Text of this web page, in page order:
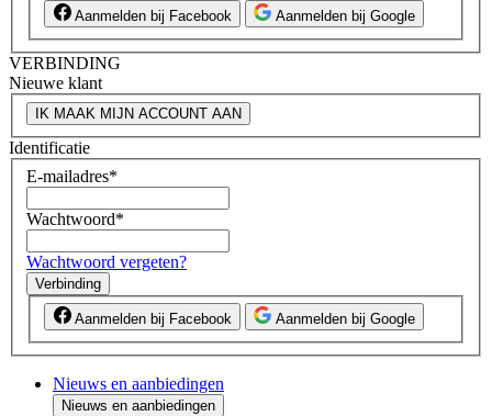
Aanmelden bij Facebook Aanmelden bij Google
VERBINDING
Nieuwe klant
IK MAAK MIJN ACCOUNT AAN
Identificatie
E-mailadres*
Wachtwoord*
Wachtwoord vergeten?
Verbinding
Aanmelden bij Facebook Aanmelden bij Google
Nieuws en aanbiedingen
Nieuws en aanbiedingen